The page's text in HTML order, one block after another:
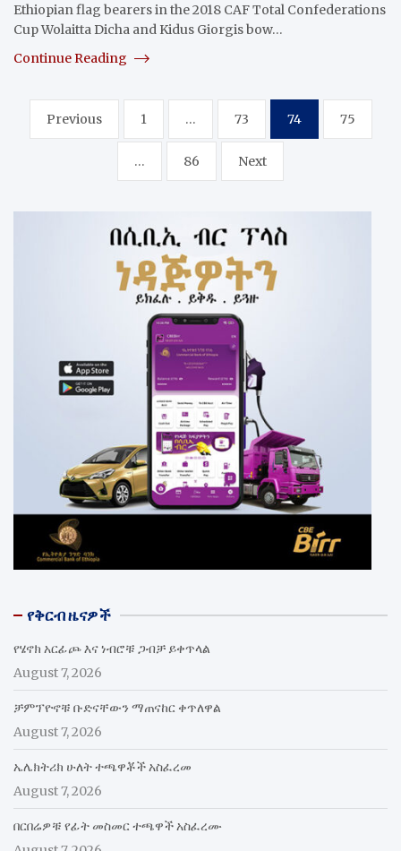
Ethiopian flag bearers in the 2018 CAF Total Confederations
Cup Wolaitta Dicha and Kidus Giorgis bow…
Continue Reading
Posts
pagination
Previous 1 … 73 74 75
… 86 Next
የቅርብ ዜናዎች
የሄኖክ አርፊጮ እና ነብሮቹ ጋብቻ ይቀጥላል
August 7, 2026
ቻምፕዮኖቹ ቡድናቸውን ማጠናከር ቀጥለዋል
August 7, 2026
ኤሌክትሪክ ሁለት ተጫዋቾች አስፈረመ
August 7, 2026
በርበሬዎቹ የፊት መስመር ተጫዋች አስፈረሙ